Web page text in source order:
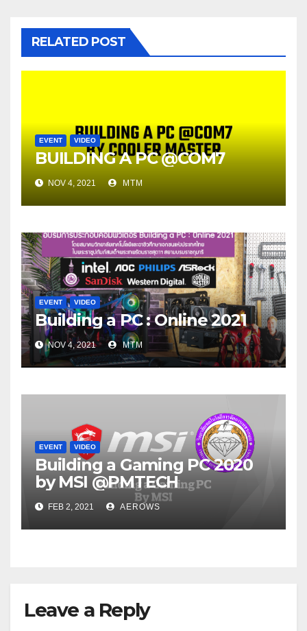
RELATED POST
EVENT VIDEO
BUILDING A PC @COM7
NOV 4, 2021 MTM
EVENT VIDEO
Building a PC : Online 2021
NOV 4, 2021 MTM
EVENT VIDEO
Building a Gaming PC 2020
by MSI @PMTECH
FEB 2, 2021 AEROWS
Leave a Reply